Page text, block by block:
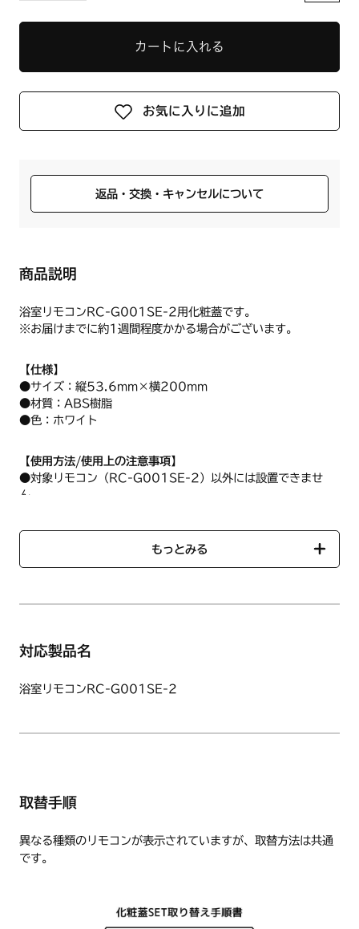
カートに入れる
お気に入りに追加
返品・交換・キャンセルについて
商品説明
浴室リモコンRC-G001SE-2用化粧蓋です。
※お届けまでに約1週間程度かかる場合がございます。
【仕様】
●サイズ：縦53.6mm×横200mm
●材質：ABS樹脂
●色：ホワイト
【使用方法/使用上の注意事項】
●対象リモコン（RC-G001SE-2）以外には設置できませ
ん。
は取付できません。あらかじめご確認願います。
もっとみる
対応製品名
浴室リモコンRC-G001SE-2
取替手順
異なる種類のリモコンが表示されていますが、取替方法は共通
です。